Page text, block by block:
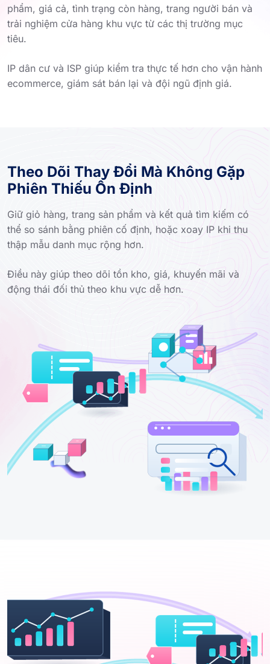
phẩm, giá cả, tình trạng còn hàng, trang người bán và
trải nghiệm cửa hàng khu vực từ các thị trường mục
tiêu.
IP dân cư và ISP giúp kiểm tra thực tế hơn cho vận hành
ecommerce, giám sát bán lại và đội ngũ định giá.
Theo Dõi Thay Đổi Mà Không Gặp
Phiên Thiếu Ổn Định
Giữ giỏ hàng, trang sản phẩm và kết quả tìm kiếm có
thể so sánh bằng phiên cố định, hoặc xoay IP khi thu
thập mẫu danh mục rộng hơn.
Điều này giúp theo dõi tồn kho, giá, khuyến mãi và
động thái đối thủ theo khu vực dễ hơn.